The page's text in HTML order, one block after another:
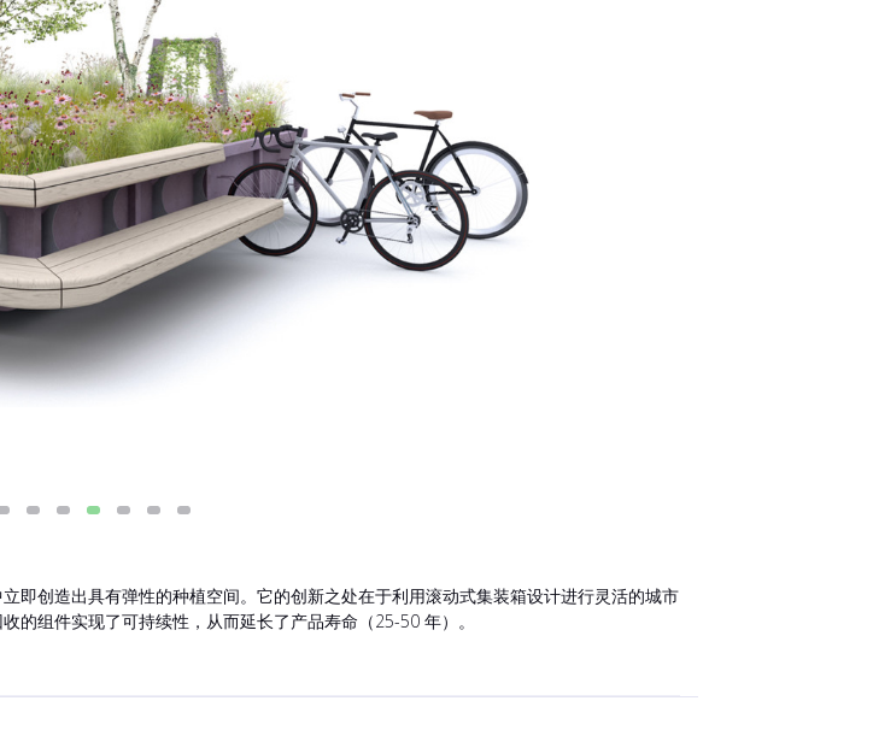
即创造出具有弹性的种植空间。它的创新之处在于利用滚动式集装箱设计进行灵活的城市
的组件实现了可持续性，从而延长了产品寿命（25-50 年）。